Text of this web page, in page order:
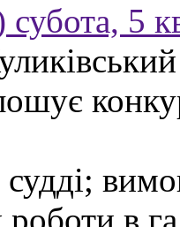
5
судді;
роботи в